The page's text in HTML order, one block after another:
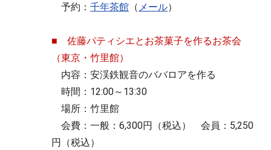
予約： 千年茶館 （ メール）
■ 佐藤パティシエとお茶菓子を作るお茶会
（東京・竹里館）
内容：安渓鉄観音のババロアを作る
時間：12:00～13:30
場所：竹里館
会費：一般：6,300円（税込） 会員：5,250
円（税込）